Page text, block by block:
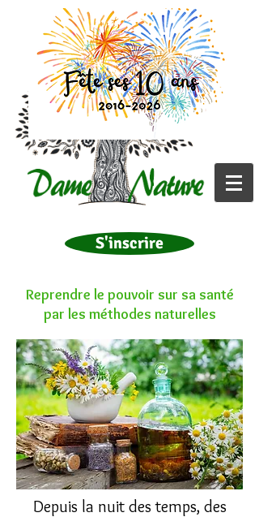
S'inscrire
Reprendre le pouvoir sur sa santé
par les méthodes naturelles
Depuis la nuit des temps, des